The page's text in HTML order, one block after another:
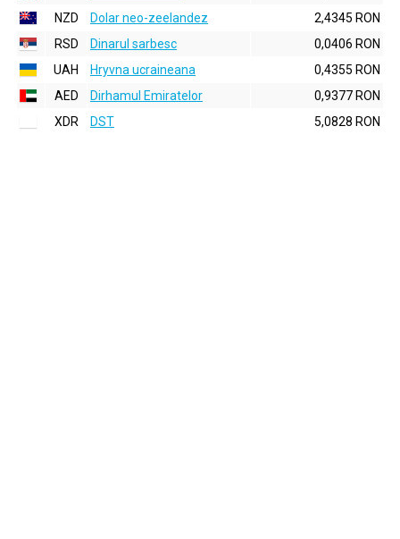
NZD
Dolar neo-zeelandez
2,4345 RON
RSD
Dinarul sarbesc
0,0406 RON
UAH
Hryvna ucraineana
0,4355 RON
AED
Dirhamul Emiratelor
0,9377 RON
XDR
DST 5,0828 RON